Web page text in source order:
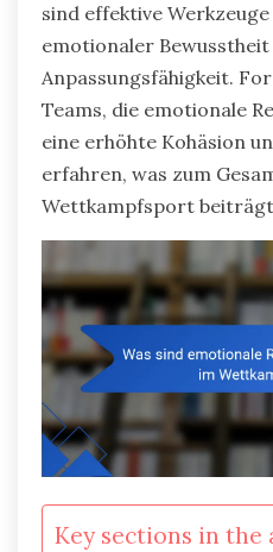
sind effektive
emotionaler Bewusstheit
Anpassungsfähigkeit.
Teams, die emotionale
eine erhöhte Kohäsion
erfahren, was zum
Wettkampfsport
Key sections in the